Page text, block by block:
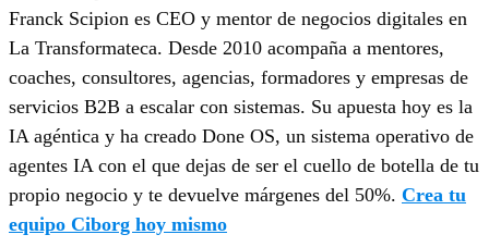
Franck Scipion es CEO y mentor de negocios digitales en
La Transformateca. Desde 2010 acompaña a mentores,
coaches, consultores, agencias, formadores y empresas de
servicios B2B a escalar con sistemas. Su apuesta hoy es la
IA agéntica y ha creado Done OS, un sistema operativo de
agentes IA con el que dejas de ser el cuello de botella de tu
propio negocio y te devuelve márgenes del 50%. Crea tu
equipo Ciborg hoy mismo